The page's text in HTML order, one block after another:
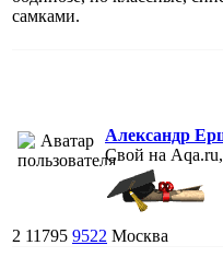
самками.
Александр
Свой на
2 11795 9522 Москва